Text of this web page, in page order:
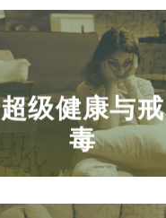
超级健康与戒
毒